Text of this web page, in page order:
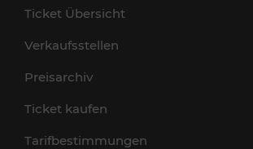
Ticket Übersicht
Verkaufsstellen
Preisarchiv
Ticket kaufen
Tarifbestimmungen